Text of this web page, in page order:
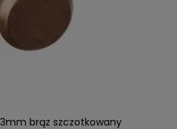
brąz szczotkowany